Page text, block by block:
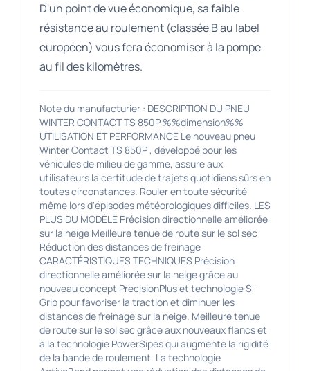
D'un point de vue économique, sa faible
résistance au roulement (classée B au label
européen) vous fera économiser à la pompe
au fil des kilomètres.
Note du manufacturier : DESCRIPTION DU PNEU
WINTER CONTACT TS 850P %%dimension%%
UTILISATION ET PERFORMANCE Le nouveau pneu
Winter Contact TS 850P , développé pour les
véhicules de milieu de gamme, assure aux
utilisateurs la certitude de trajets quotidiens sûrs en
toutes circonstances. Rouler en toute sécurité
même lors d'épisodes météorologiques difficiles. LES
PLUS DU MODÈLE Précision directionnelle améliorée
sur la neige Meilleure tenue de route sur le sol sec
Réduction des distances de freinage
CARACTÉRISTIQUES TECHNIQUES Précision
directionnelle améliorée sur la neige grâce au
nouveau concept PrecisionPlus et technologie S-
Grip pour favoriser la traction et diminuer les
distances de freinage sur la neige. Meilleure tenue
de route sur le sol sec grâce aux nouveaux flancs et
à la technologie PowerSipes qui augmente la rigidité
de la bande de roulement. La technologie